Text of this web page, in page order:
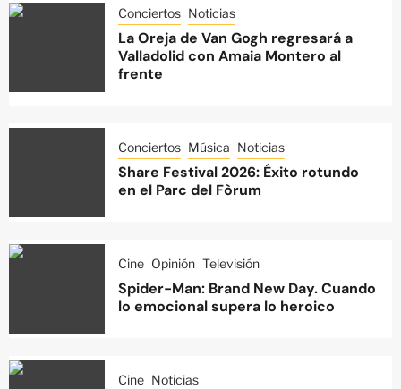
Conciertos Noticias
La Oreja de Van Gogh regresará a
Valladolid con Amaia Montero al
frente
Conciertos Música Noticias
Share Festival 2026: Éxito rotundo
en el Parc del Fòrum
Cine Opinión Televisión
Spider-Man: Brand New Day. Cuando
lo emocional supera lo heroico
Cine Noticias